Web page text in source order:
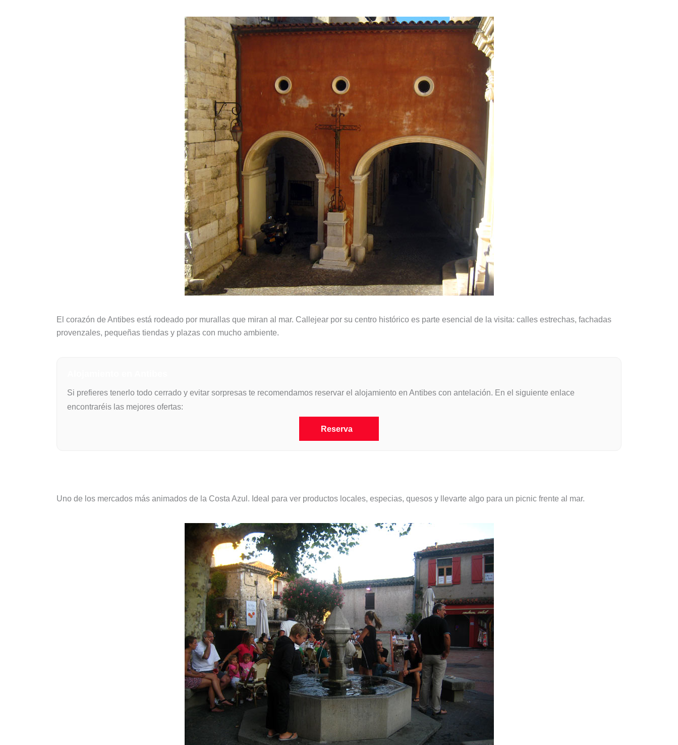
El corazón de Antibes está rodeado por murallas que miran al mar. Callejear por su centro histórico es parte esencial de la visita: calles estrechas, fachadas
provenzales, pequeñas tiendas y plazas con mucho ambiente.
Si prefieres tenerlo todo cerrado y evitar sorpresas te recomendamos reservar el alojamiento en Antibes con antelación. En el siguiente enlace
encontraréis las mejores ofertas:
Reserva
Uno de los mercados más animados de la Costa Azul. Ideal para ver productos locales, especias, quesos y llevarte algo para un picnic frente al mar.